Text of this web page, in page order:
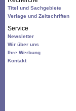
Titel und Sachgebiete
Verlage und Zeitschriften
Service
Newsletter
Wir über uns
Ihre Werbung
Kontakt